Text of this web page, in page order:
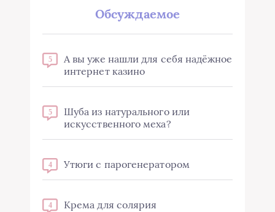
Обсуждаемое
5
А вы уже нашли для себя надёжное
интернет казино
5
Шуба из натурального или
искусственного меха?
4 Утюги с парогенератором
4 Крема для солярия